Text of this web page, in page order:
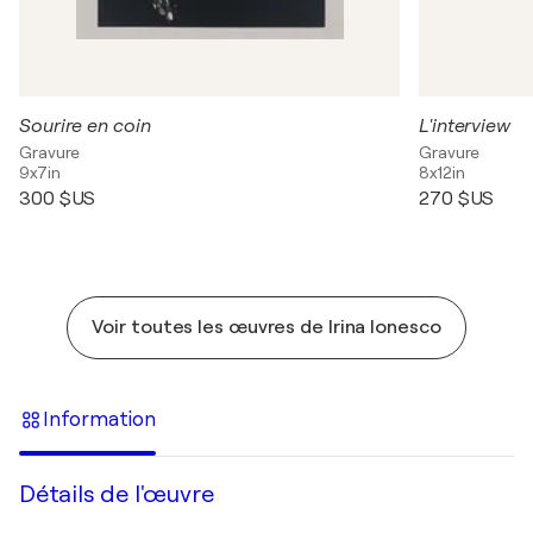
Sourire en coin
Gravure
9x7in
300 $US
L'interview
Gravure
8x12in
270 $US
Voir toutes les œuvres de Irina Ionesco
Information
Détails de l'œuvre